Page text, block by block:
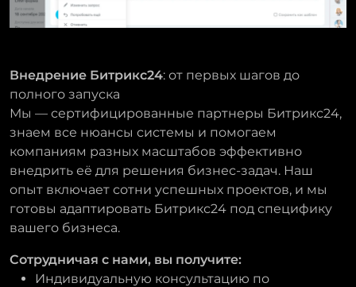
Внедрение Битрикс24: от первых шагов до
полного запуска
Мы — сертифицированные партнеры Битрикс24,
знаем все нюансы системы и помогаем
компаниям разных масштабов эффективно
внедрить её для решения бизнес-задач. Наш
опыт включает сотни успешных проектов, и мы
готовы адаптировать Битрикс24 под специфику
вашего бизнеса.
Сотрудничая с нами, вы получите:
Индивидуальную консультацию по